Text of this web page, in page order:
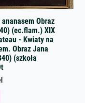
Obraz
(ec.flam.) XIX
- Kwiaty na
Obraz Jana
(szkoła